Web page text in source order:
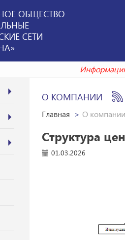
ОБЩЕСТВО
СЕТИ
О КОМПАНИИ
Главная О компании
Структура
01.03.2026